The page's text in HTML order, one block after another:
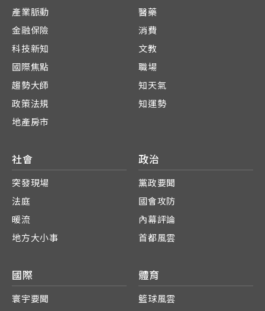
產業脈動
金融保險
科技新知
國際焦點
趨勢大師
政策法規
地產房市
醫藥
消費
文教
職場
知天氣
知運勢
社會
突發現場
法庭
暖流
地方大小事
政治
黨政要聞
國會攻防
內幕評論
首都風雲
國際
寰宇要聞
體育
籃球風雲